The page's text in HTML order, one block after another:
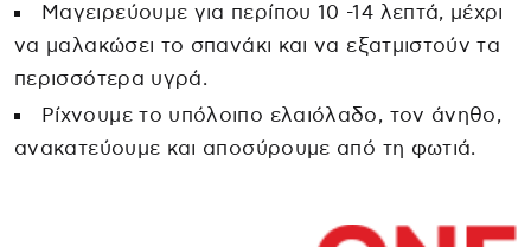
Μαγειρεύουμε για περίπου 10 -14 λεπτά, μέχρι
να μαλακώσει το σπανάκι και να εξατμιστούν τα
περισσότερα υγρά.
Ρίχνουμε το υπόλοιπο ελαιόλαδο, τον άνηθο,
ανακατεύουμε και αποσύρουμε από τη φωτιά.